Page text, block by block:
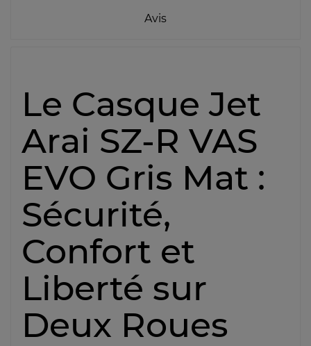
Avis
Le Casque Jet
Arai SZ-R VAS
EVO Gris Mat :
Sécurité,
Confort et
Liberté sur
Deux Roues